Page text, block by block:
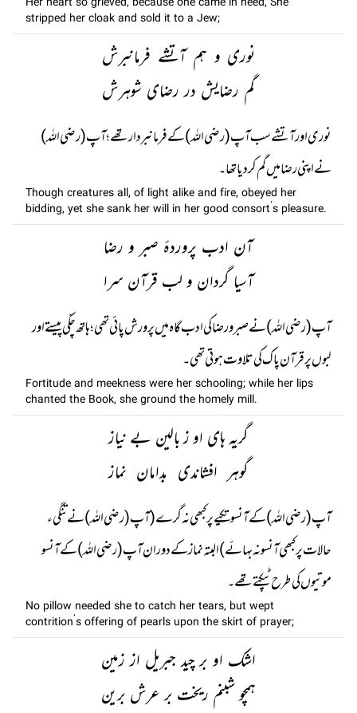
stripped her cloak and sold it to a Jew;
نوری و ہم آتشے فرمانبرش
گم رضایش در رضای شوہرش
نوری اور آتشے سب آپ (رضی اللہ) کے فرمانبردار تھے؛ آپ (رضی اللہ)
نے اپنی رضا میں گم کر دیا تھا۔
Though creatures all, of light alike and fire, obeyed her
bidding, yet she sank her will in her good consort’s pleasure.
آن ادب پروردۂ صبر و رضا
آسیا گردان و لب قرآن سرا
آپ (رضی اللہ) نے صبر و رضا کی ادب گاہ میں پرورش پائی تھی؛ ہاتھ چکّی پیستے اور
لبوں پر قرآن پاک کی تلاوت ہوتی تھی۔
Fortitude and meekness were her schooling; while her lips
chanted the Book, she ground the homely mill.
گریہ ہای او ز بالین بے نیاز
گوہر افشاندی بدامان نماز
آپ (رضی اللہ) کے آنسو تکیے پر کبھی نہ گرے (آپ (رضی اللہ) نے تنگیء
حالات پر کبھی آنسو نہ بہائے) البتہ نماز کے دوران آپ (رضی اللہ) کے آنسو
موتیوں کی طرح ٹپکتے تھے۔
No pillow needed she to catch her tears, but wept
contrition’s offering of pearls upon the skirt of prayer;
اشک او بر چید جبریل از زمین
ہمچو شبنم ریخت بر عرش برین